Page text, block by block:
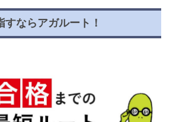
ならアガルート！